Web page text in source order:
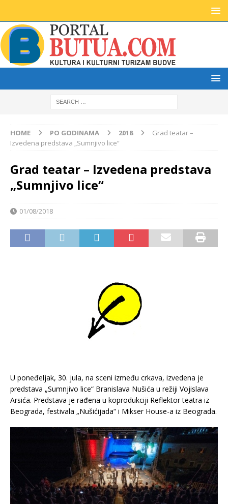
HOME PO GODINAMA 2018
Grad teatar –
Izvedena predstava „Sumnjivo lice“
Grad teatar – Izvedena predstava
„Sumnjivo lice“
01/08/2018
U poneđeljak, 30. jula, na sceni između crkava, izvedena je
predstava „Sumnjivo lice“ Branislava Nušića u režiji Vojislava
Arsića. Predstava je rađena u koprodukciji Reflektor teatra iz
Beograda, festivala „Nušićijada“ i Mikser House-a iz Beograda.